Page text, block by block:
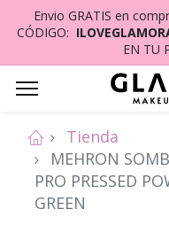
Envio GRATIS en
CÓDIGO:
EN TU
Tienda
MEHRON
PRO PRESSED
GREEN